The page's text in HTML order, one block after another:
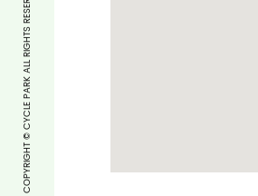
COPYRIGHT © CYCLE PARK ALL RIGHTS RESERVED.